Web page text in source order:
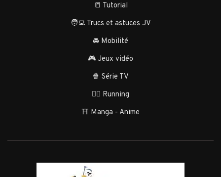
📒 Tutorial
🧑‍💻 Trucs et astuces JV
🚘 Mobilité
🎮 Jeux vidéo
🍿 Série TV
🏃‍♂️ Running
⛩️ Manga - Anime